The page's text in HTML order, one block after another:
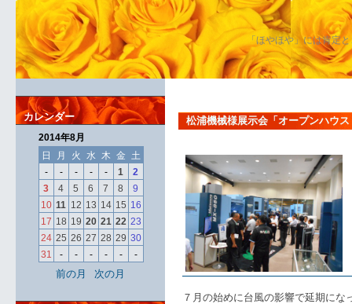
「ほやほや」には肯定
松浦機械様展示会「オープンハウ
７月の始めに台風の影響で延期に
カレンダー
2014年8月
日
月 火 水 木 金 土
-
- - - - 1
2
3
4 5 6 7 8
9
10 11 12 13 14 15 16
17 18 19 20 21 22 23
24 25 26 27 28 29 30
31
- - - - - -
前の月 次の月